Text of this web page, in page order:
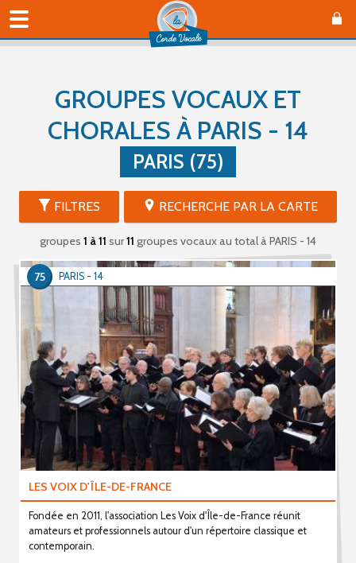
GROUPES VOCAUX ET
CHORALES À PARIS - 14
PARIS (75)
FILTRES RECHERCHE PAR LA CARTE
groupes 1 à 11 sur11 groupes vocaux au totalà PARIS - 14
LES VOIX D'ÎLE-DE-FRANCE
Fondée en 2011, l'association Les Voix d'Île-de-France réunit
amateurs et professionnels autour d'un répertoire classique et
contemporain.
PARIS - 14
75